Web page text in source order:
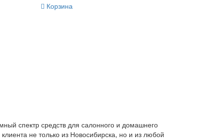
Корзина
спектр средств для салонного и домашнего
не только из Новосибирска, но и из любой